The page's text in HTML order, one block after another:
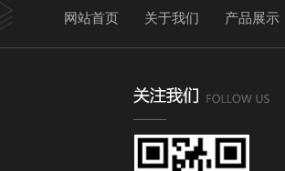
网站首页 关于我们 产品展示